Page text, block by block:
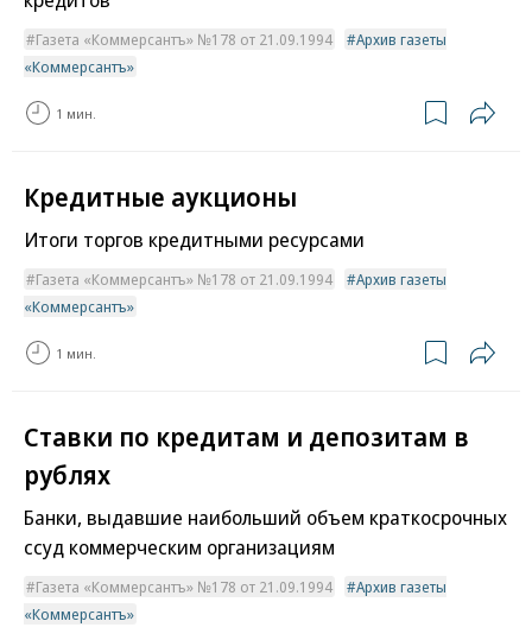
Газета «Коммерсантъ» №178 от 21.09.1994
Архив газеты
«Коммерсантъ»
1 мин.
Кредитные аукционы
Итоги торгов кредитными ресурсами
Газета «Коммерсантъ» №178 от 21.09.1994
Архив газеты
«Коммерсантъ»
1 мин.
Ставки по кредитам и депозитам в
рублях
Банки, выдавшие наибольший объем краткосрочных
ссуд коммерческим организациям
Газета «Коммерсантъ» №178 от 21.09.1994
Архив газеты
«Коммерсантъ»